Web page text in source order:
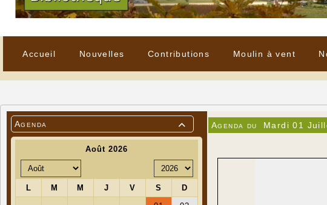
Accueil Nouvelles Contributions Moulin à vent

Agenda Agenda du Mardi 01